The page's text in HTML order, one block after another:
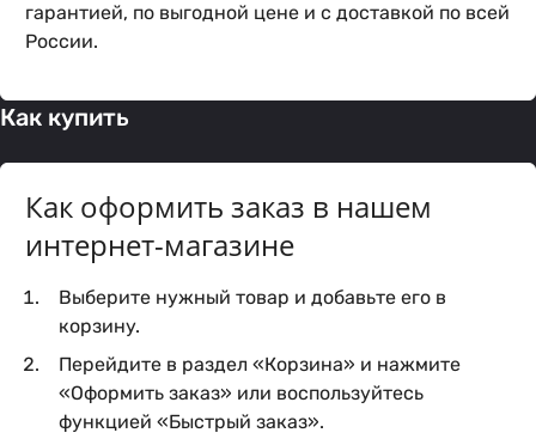
гарантией, по выгодной цене и с доставкой по всей
России.
Как купить
Как оформить заказ в нашем
интернет-магазине
Выберите нужный товар и добавьте его в
корзину.
Перейдите в раздел «Корзина» и нажмите
«Оформить заказ» или воспользуйтесь
функцией «Быстрый заказ».